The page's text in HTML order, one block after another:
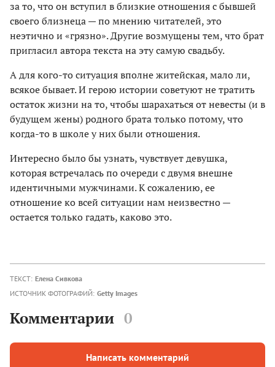
за то, что он вступил в близкие отношения с бывшей
своего близнеца — по мнению читателей, это
неэтично и «грязно». Другие возмущены тем, что брат
пригласил автора текста на эту самую свадьбу.
А для кого-то ситуация вполне житейская, мало ли,
всякое бывает. И герою истории советуют не тратить
остаток жизни на то, чтобы шарахаться от невесты (и в
будущем жены) родного брата только потому, что
когда-то в школе у них были отношения.
Интересно было бы узнать, чувствует девушка,
которая встречалась по очереди с двумя внешне
идентичными мужчинами. К сожалению, ее
отношение ко всей ситуации нам неизвестно —
остается только гадать, каково это.
ТЕКСТ: Елена Сивкова
ИСТОЧНИК ФОТОГРАФИЙ: Getty Images
Комментарии 0
Написать комментарий